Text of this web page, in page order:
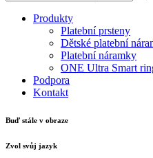
Produkty
Platební prsteny
Dětské platební
Platební náramky
ONE Ultra Smart
Podpora
Kontakt
Buď stále v obraze
Zvol svůj jazyk